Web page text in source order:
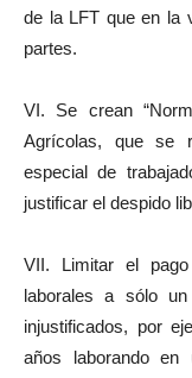
de la LFT que en la
partes.
VI. Se crean
Agrícolas, que se
especial de
justificar el despido
VII. Limitar el
laborales a sólo
injustificados, por
años laborando en